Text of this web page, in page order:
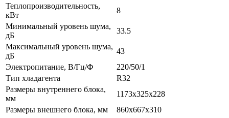
Теплопроизводительность,
кВт
8
Минимальный уровень шума,
дБ
33.5
Максимальный уровень шума,
дБ
43
Электропитание, В/Гц/Ф
220/50/1
Тип хладагента
R32
Размеры внутреннего блока,
мм
1173x325x228
Размеры внешнего блока, мм
860x667x310